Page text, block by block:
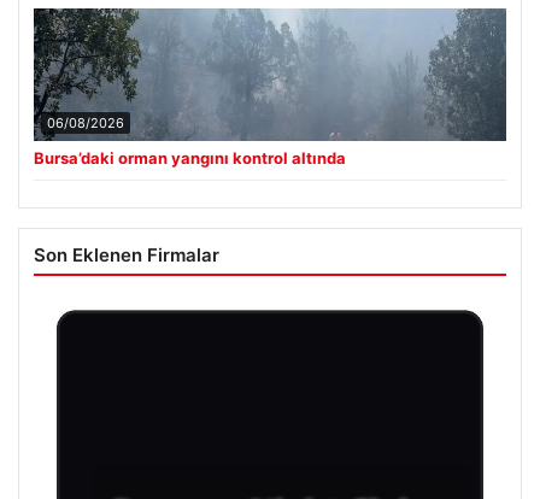
06/08/2026
Bursa’daki orman yangını kontrol altında
Son Eklenen Firmalar